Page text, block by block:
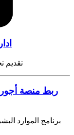
تقديم
ربط منصة أجور
برنامج الموارد